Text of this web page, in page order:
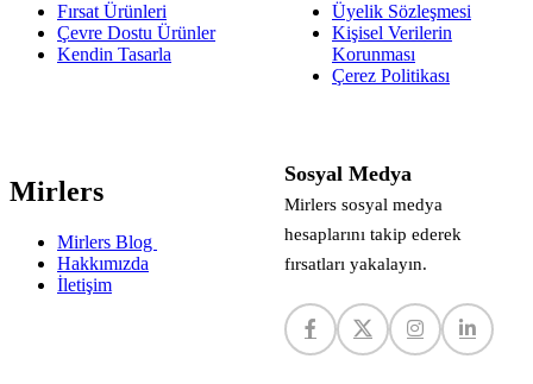
Fırsat Ürünleri
Çevre Dostu Ürünler
Kendin Tasarla
Üyelik Sözleşmesi
Kişisel Verilerin
Korunması
Çerez Politikası
Mirlers
Mirlers Blog
Hakkımızda
İletişim
Sosyal Medya
Mirlers sosyal medya
hesaplarını takip ederek
fırsatları yakalayın.